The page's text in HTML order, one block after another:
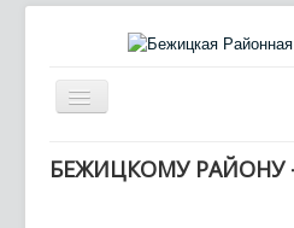
Включить/
выключить
БЕЖИЦКОМУ РАЙОНУ